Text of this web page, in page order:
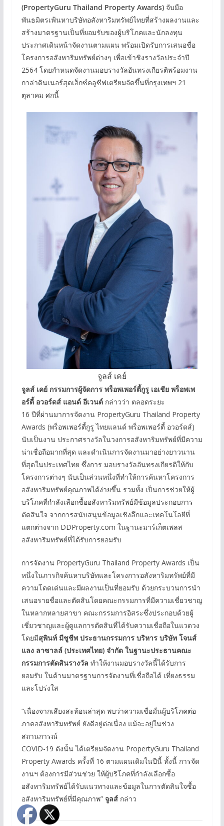
(PropertyGuru Thailand Property Awards) จับมือ
พันธมิตรเฟ้นหาบริษัทอสังหาริมทรัพย์ไทยที่สร้างผลงานและ
สร้างมาตรฐานเป็นที่ยอมรับของผู้บริโภคและนักลงทุน
ประกาศเดินหน้าจัดงานตามแผน พร้อมเปิดรับการเสนอชื่อ
โครงการอสังหาริมทรัพย์ต่างๆ เพื่อเข้าชิงรางวัลประจำปี
2564 โดยกำหนดจัดงานมอบรางวัลอันทรงเกียรติพร้อมงาน
กาล่าดินเนอร์สุดเอ็กซ์คลูซีฟเตรียมจัดขึ้นที่กรุงเทพฯ 21
ตุลาคม ศกนี้
จูลส์ เคย์
จูลส์ เคย์ กรรมการผู้จัดการ พร็อพเพอร์ตี้กูรู เอเชีย พร็อพเพ
อร์ตี้ อวอร์ดส์ แอนด์ อีเวนต์ กล่าวว่า ตลอดระยะ
16 ปีที่ผ่านมาการจัดงาน PropertyGuru Thailand Property
Awards (พร็อพเพอร์ตี้กูรู ไทยแลนด์ พร็อพเพอร์ตี้ อวอร์ดส์)
นับเป็นงาน ประกาศรางวัลในวงการอสังหาริมทรัพย์ที่มีความ
น่าเชื่อถือมากที่สุด และดำเนินการจัดงานมาอย่างยาวนาน
ที่สุดในประเทศไทย ซึ่งการ มอบรางวัลอันทรงเกียรติให้กับ
โครงการต่างๆ นับเป็นส่วนหนึ่งที่ทำให้การค้นหาโครงการ
อสังหาริมทรัพย์คุณภาพได้ง่ายขึ้น รวมทั้ง เป็นการช่วยให้ผู้
บริโภคที่กำลังเลือกซื้ออสังหาริมทรัพย์มีข้อมูลประกอบการ
ตัดสินใจ จากการสนับสนุนข้อมูลเชิงลึกและเทคโนโลยีที่
แตกต่างจาก DDProperty.com ในฐานะมาร์เก็ตเพลส
อสังหาริมทรัพย์ที่ได้รับการยอมรับ
การจัดงาน PropertyGuru Thailand Property Awards เป็น
หนึ่งในภารกิจค้นหาบริษัทและโครงการอสังหาริมทรัพย์ที่มี
ความโดดเด่นและมีผลงานเป็นที่ยอมรับ ด้วยกระบวนการนำ
เสนอรายชื่อและตัดสินโดยคณะกรรมการที่มีความเชี่ยวชาญ
ในหลากหลายสาขา คณะกรรมการอิสระซึ่งประกอบด้วยผู้
เชี่ยวชาญและผู้ดูแลการตัดสินที่ได้รับความเชื่อถือในแวดวง
โดยมีสุพินท์ มีชูชีพ ประธานกรรมการ บริหาร บริษัท โจนส์
แลง ลาซาลล์ (ประเทศไทย) จำกัดในฐานะประธานคณะ
กรรมการตัดสินรางวัล ทำให้งานมอบรางวัลนี้ได้รับการ
ยอมรับ ในด้านมาตรฐานการจัดงานที่เชื่อถือได้ เที่ยงธรรม
และโปร่งใส
“เนื่องจากเสียงสะท้อนล่าสุด พบว่าความเชื่อมั่นผู้บริโภคต่อ
ภาคอสังหาริมทรัพย์ ยังดีอยู่ต่อเนื่อง แม้จะอยู่ในช่วง
สถานการณ์
COVID-19 ดังนั้น ได้เตรียมจัดงาน PropertyGuru Thailand
Property Awards ครั้งที่ 16 ตามแผนเดิมในปีนี้ ทั้งนี้ การจัด
งานฯ ต้องการมีส่วนช่วย ให้ผู้บริโภคที่กำลังเลือกซื้อ
อสังหาริมทรัพย์ได้รับแนวทางและข้อมูลในการตัดสินใจซื้อ
อสังหาริมทรัพย์ที่มีคุณภาพ” จูลส์กล่าว